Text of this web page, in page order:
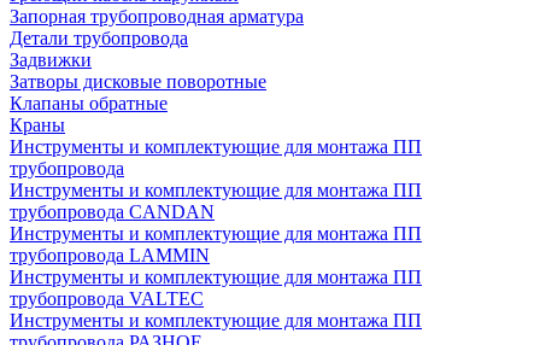
Запорная трубопроводная арматура
Детали трубопровода
Задвижки
Затворы дисковые поворотные
Клапаны обратные
Краны
Инструменты и комплектующие для монтажа ПП
трубопровода
Инструменты и комплектующие для монтажа ПП
трубопровода CANDAN
Инструменты и комплектующие для монтажа ПП
трубопровода LAMMIN
Инструменты и комплектующие для монтажа ПП
трубопровода VALTEC
Инструменты и комплектующие для монтажа ПП